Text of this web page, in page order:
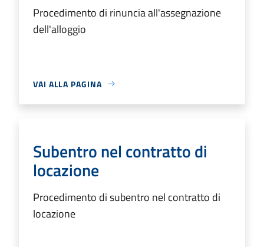
Procedimento di rinuncia all'assegnazione
dell'alloggio
VAI ALLA PAGINA
Subentro nel contratto di
locazione
Procedimento di subentro nel contratto di
locazione